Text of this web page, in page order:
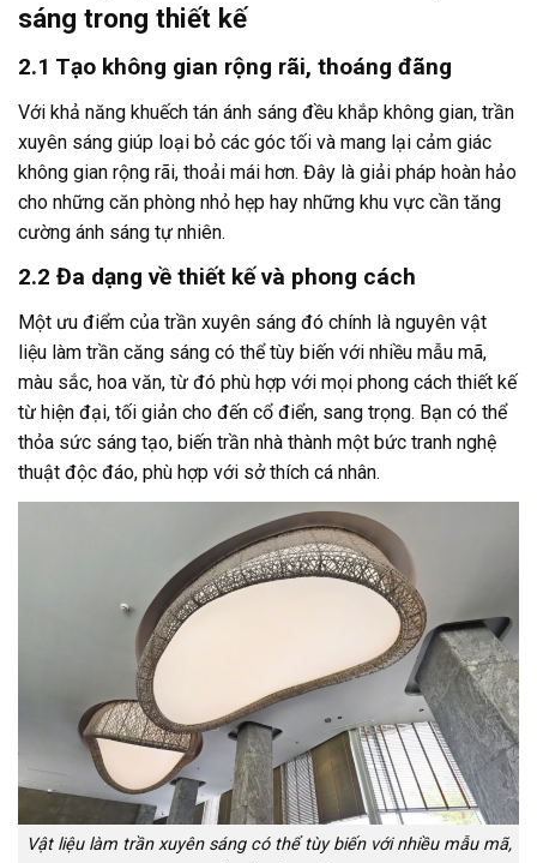
sáng trong thiết kế
2.1 Tạo không gian rộng rãi, thoáng đãng
Với khả năng khuếch tán ánh sáng đều khắp không gian, trần
xuyên sáng giúp loại bỏ các góc tối và mang lại cảm giác
không gian rộng rãi, thoải mái hơn. Đây là giải pháp hoàn hảo
cho những căn phòng nhỏ hẹp hay những khu vực cần tăng
cường ánh sáng tự nhiên.
2.2 Đa dạng về thiết kế và phong cách
Một ưu điểm của trần xuyên sáng đó chính là nguyên vật
liệu làm trần căng sáng có thể tùy biến với nhiều mẫu mã,
màu sắc, hoa văn, từ đó phù hợp với mọi phong cách thiết kế
từ hiện đại, tối giản cho đến cổ điển, sang trọng. Bạn có thể
thỏa sức sáng tạo, biến trần nhà thành một bức tranh nghệ
thuật độc đáo, phù hợp với sở thích cá nhân.
Vật liệu làm trần xuyên sáng có thể tùy biến với nhiều mẫu mã,